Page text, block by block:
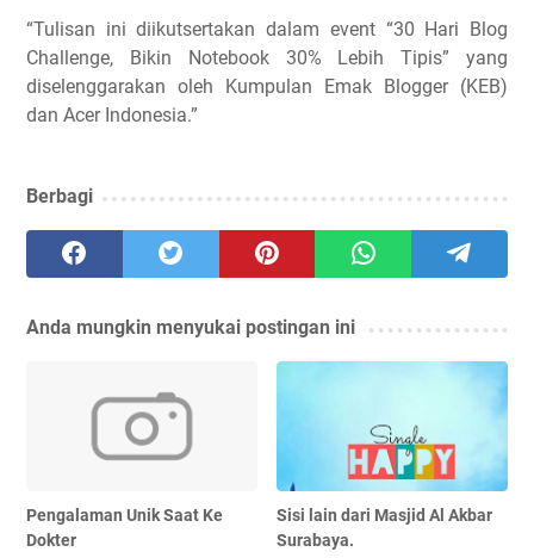
“Tulisan ini diikutsertakan dalam event “30 Hari Blog
Challenge, Bikin Notebook 30% Lebih Tipis” yang
diselenggarakan oleh Kumpulan Emak Blogger (KEB)
dan Acer Indonesia.”
Berbagi
Anda mungkin menyukai postingan ini
Pengalaman Unik Saat Ke
Dokter
Sisi lain dari Masjid Al Akbar
Surabaya.